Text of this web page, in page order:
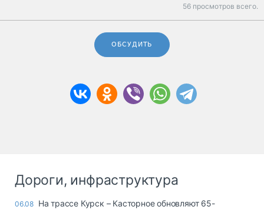
56 просмотров всего.
ОБСУДИТЬ
Дороги, инфраструктура
06.08 На трассе Курск – Касторное обновляют 65-